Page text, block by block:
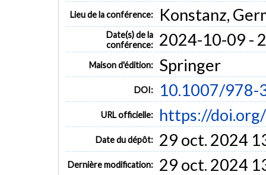
Lieu de la conférence: Konstanz,
Date(s) de la
conférence:
2024-10-09 -
Maison d'édition: Springer
DOI: 10.1007/978-
URL officielle: https://
Date du dépôt: 29 oct. 2024
Dernière modification: 29 oct. 2024